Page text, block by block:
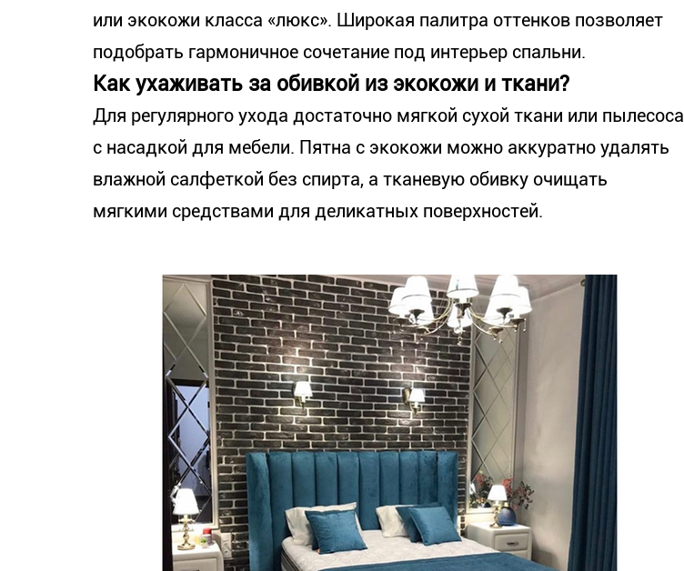
или экокожи класса «люкс». Широкая палитра оттенков позволяет
подобрать гармоничное сочетание под интерьер спальни.
Как ухаживать за обивкой из экокожи и ткани?
Для регулярного ухода достаточно мягкой сухой ткани или пылесоса
с насадкой для мебели. Пятна с экокожи можно аккуратно удалять
влажной салфеткой без спирта, а тканевую обивку очищать
мягкими средствами для деликатных поверхностей.